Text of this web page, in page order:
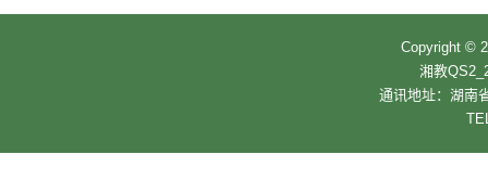
Copyright ©
湘教
通讯地址：湖南